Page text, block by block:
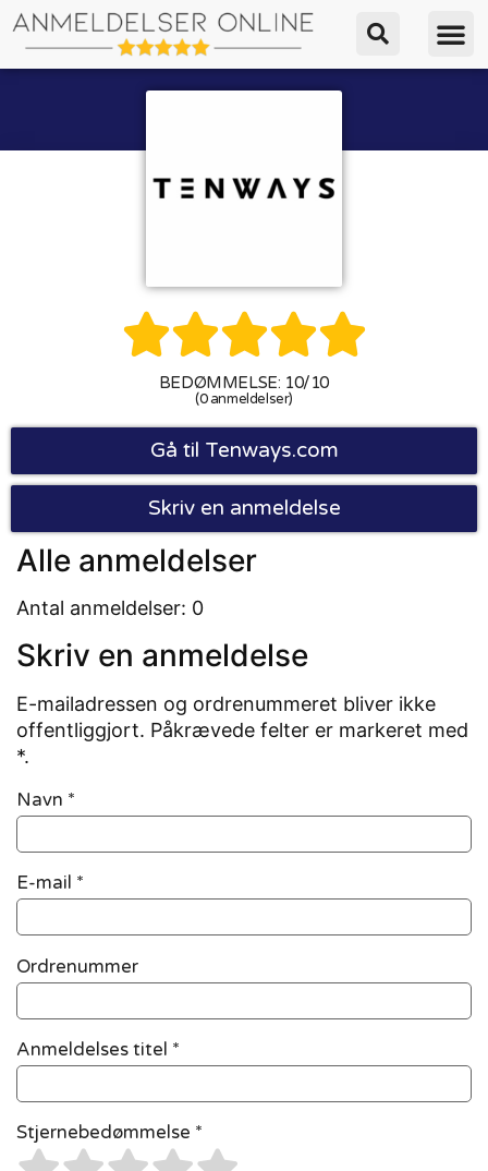

BEDØMMELSE: 10/10
(0 anmeldelser)
Gå til Tenways.com
Skriv en anmeldelse
Alle anmeldelser
Antal anmeldelser: 0
Skriv en anmeldelse
E-mailadressen og ordrenummeret bliver ikke
offentliggjort. Påkrævede felter er markeret med
*.
Navn *
E-mail *
Ordrenummer
Anmeldelses titel *
Stjernebedømmelse *